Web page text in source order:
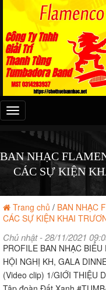
Đây
là
menu
BAN NHẠC
CÁC SỰ KIỆN
Trang chủ / BAN NHẠC
CÁC SỰ KIỆN KHAI
Chủ nhật - 28/11/2021
PROFILE BAN NHẠC
HỘI NGHỊ KH, GALA
(Video clip) 1/GIỚI THIỆU